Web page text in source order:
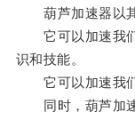
葫芦加速器以其
它可以加速我们
识和技能。
它可以加速我们
同时，葫芦加速